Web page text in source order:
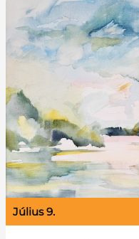
július 9.